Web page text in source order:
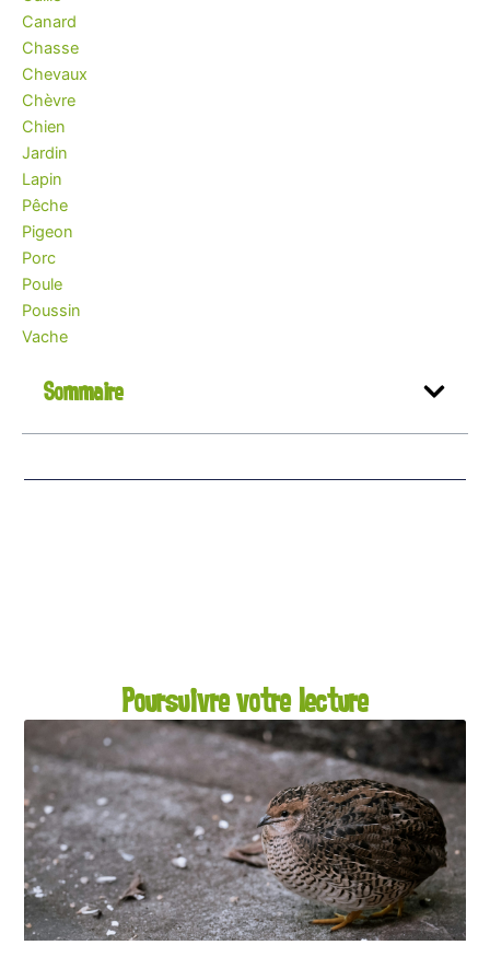
Canard
Chasse
Chevaux
Chèvre
Chien
Jardin
Lapin
Pêche
Pigeon
Porc
Poule
Poussin
Vache
Sommaire
Poursuivre votre lecture